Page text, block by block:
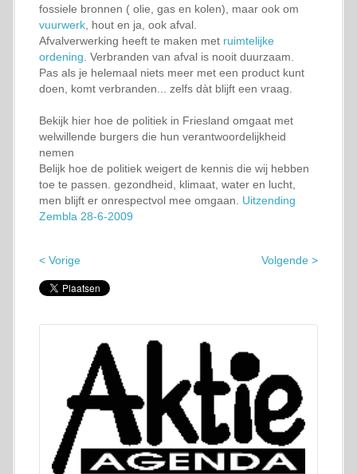
fossiele bronnen ( olie, gas en kolen), maar ook om
vuurwerk , hout en ja, ook afval.
Afvalverwerking heeft te maken met ruimtelijke
ordening . Verbranden van afval is nooit duurzaam.
Pas als je helemaal niets meer met een product kunt
doen, komt verbranden... zelfs dàt blijft een vraag.
Bekijk hier hoe de politiek in Friesland omgaat met
welwillende burgers die hun verantwoordelijkheid
nemen
Belijk hoe de politiek weigert de kennis die wij hebben
toe te passen. gezondheid, klimaat, water en lucht,
men blijft er onrespectvol mee omgaan. Uitzending
Zembla 28-6-2009
< Vorige Volgende >